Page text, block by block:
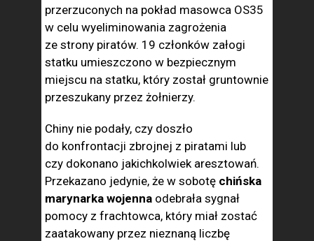
przerzuconych na pokład masowca OS35
w celu wyeliminowania zagrożenia
ze strony piratów. 19 członków załogi
statku umieszczono w bezpiecznym
miejscu na statku, który został gruntownie
przeszukany przez żołnierzy.
Chiny nie podały, czy doszło
do konfrontacji zbrojnej z piratami lub
czy dokonano jakichkolwiek aresztowań.
Przekazano jedynie, że w sobotę chińska
marynarka wojenna odebrała sygnał
pomocy z frachtowca, który miał zostać
zaatakowany przez nieznaną liczbę